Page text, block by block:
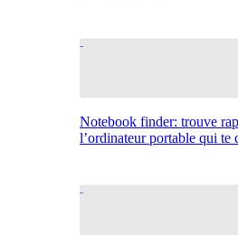
Notebook finder: trouve
l’ordinateur portable qui te